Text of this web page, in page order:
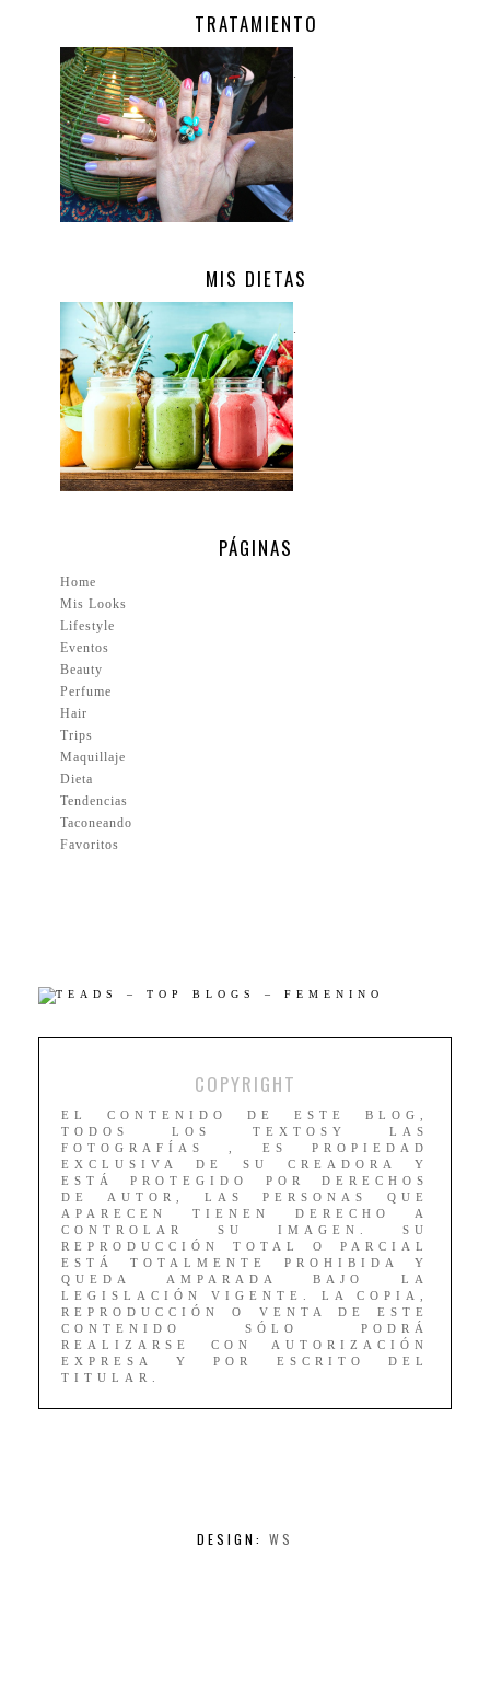
TRATAMIENTO
.
MIS DIETAS
.
PÁGINAS
Home
Mis Looks
Lifestyle
Eventos
Beauty
Perfume
Hair
Trips
Maquillaje
Dieta
Tendencias
Taconeando
Favoritos
COPYRIGHT
EL CONTENIDO DE ESTE BLOG,
TODOS LOS TEXTOSY LAS
FOTOGRAFÍAS , ES PROPIEDAD
EXCLUSIVA DE SU CREADORA Y
ESTÁ PROTEGIDO POR DERECHOS
DE AUTOR, LAS PERSONAS QUE
APARECEN TIENEN DERECHO A
CONTROLAR SU IMAGEN. SU
REPRODUCCIÓN TOTAL O PARCIAL
ESTÁ TOTALMENTE PROHIBIDA Y
QUEDA AMPARADA BAJO LA
LEGISLACIÓN VIGENTE. LA COPIA,
REPRODUCCIÓN O VENTA DE ESTE
CONTENIDO SÓLO PODRÁ
REALIZARSE CON AUTORIZACIÓN
EXPRESA Y POR ESCRITO DEL
TITULAR.
DESIGN: WS